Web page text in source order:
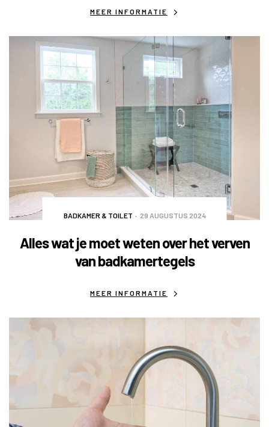
MEER INFORMATIE
BADKAMER & TOILET 29 AUGUSTUS 2024
Alles wat je moet weten over het verven
van badkamertegels
MEER INFORMATIE